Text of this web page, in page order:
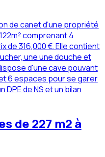
de canet d'une propriété
comprenant 4
de 316,000 €. Elle contient
une une douche et
d'une cave pouvant
6 espaces pour se garer
DPE de NS et un bilan
de 227 m2 à